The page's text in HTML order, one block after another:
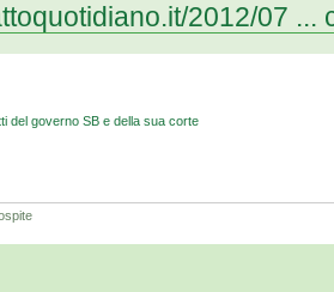
2012/07 ...
del governo SB e della sua corte